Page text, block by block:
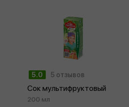
5.0 5 отзывов
Сок мультифруктовый
200 мл